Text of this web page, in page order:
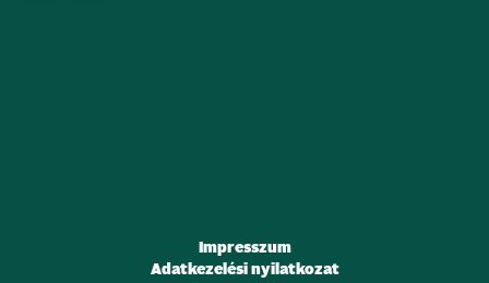
Impresszum
Adatkezelési nyilatkozat